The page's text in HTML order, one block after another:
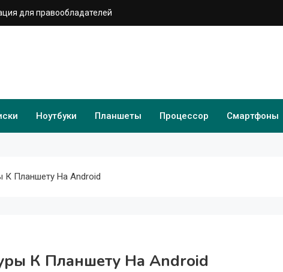
для правообладателей
Ноутбуки Планшеты Процессор Смартфоны
К Планшету На Android
К Планшету На Android